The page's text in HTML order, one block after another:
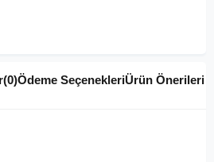
(0)Ödeme SeçenekleriÜrün Önerileri